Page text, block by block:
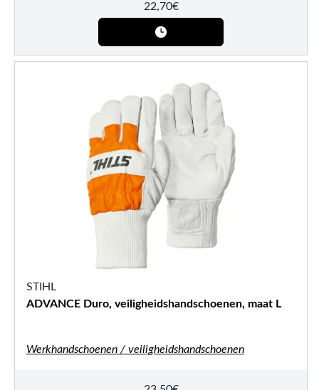
22,70€
STIHL
ADVANCE Duro, veiligheidshandschoenen, maat L
Werkhandschoenen / veiligheidshandschoenen